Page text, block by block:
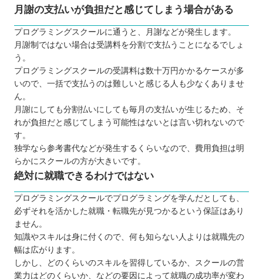
月謝の支払いが負担だと感じてしまう場合がある
プログラミングスクールに通うと、月謝などが発生します。
月謝制ではない場合は受講料を分割で支払うことになるでしょ
う。
プログラミングスクールの受講料は数十万円かかるケースが多
いので、一括で支払うのは難しいと感じる人も少なくありませ
ん。
月謝にしても分割払いにしても毎月の支払いが生じるため、そ
れが負担だと感じてしまう可能性はないとは言い切れないので
す。
独学なら参考書代などが発生するくらいなので、費用負担は明
らかにスクールの方が大きいです。
絶対に就職できるわけではない
プログラミングスクールでプログラミングを学んだとしても、
必ずそれを活かした就職・転職先が見つかるという保証はあり
ません。
知識やスキルは身に付くので、何も知らない人よりは就職先の
幅は広がります。
しかし、どのくらいのスキルを習得しているか、スクールの営
業力はどのくらいか、などの要因によって就職の成功率が変わ